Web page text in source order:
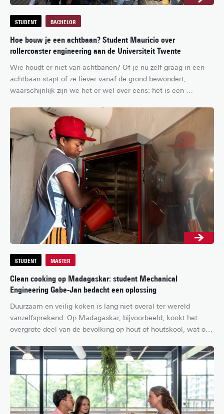
STUDENT BACHELOR
Hoe bouw je een achtbaan? Student Mauricio over
rollercoaster engineering aan de Universiteit Twente
Wie houdt er niet van achtbanen? Of je nu zelf graag in een
achtbaan stapt of ze liever vanaf de grond bewondert,
waarschijnlijk zijn we het er wel over eens: het is een
een achtbaan? En hoe zit het met de natuurkunde erachter?
Uitwisselingsstudent Mauricio uit Mexico kwam naar
Enschede om precies dat te leren, tijdens de minor
rollercoaster engineering.
STUDENT MASTER
Clean cooking op Madagaskar: student Mechanical
Engineering Gabe-Jan bedacht een oplossing
Duurzaam en veilig koken is lang niet overal ter wereld
vanzelfsprekend. Op Madagaskar, bijvoorbeeld, kookt het
overgrote deel van de bevolking op hout of houtskool, wat op
hielp Gabe-Jan, inmiddels alumnus Mechanical Engineering,
tijdens zijn afstudeeropdracht bij de ontwikkeling van een
alternatief – hij ontwierp een duurzame en veilige oplossing
op basis van zonne-energie en warmteopslag.